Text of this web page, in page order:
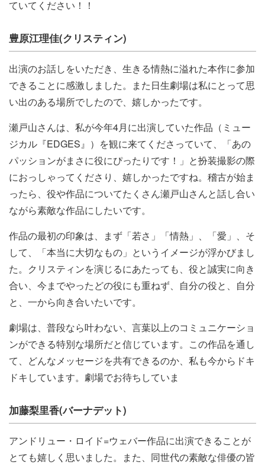
ていてください！！
豊原江理佳(クリスティン)
出演のお話しをいただき、生きる情熱に溢れた本作に参加
できることに感激しました。また日生劇場は私にとって思
い出のある場所でしたので、嬉しかったです。
瀬戸山さんは、私が今年4月に出演していた作品（ミュー
ジカル『EDGES』）を観に来てくださっていて、「あの
パッションがまさに役にぴったりです！」と扮装撮影の際
におっしゃってくださり、嬉しかったですね。稽古が始ま
ったら、役や作品についてたくさん瀬戸山さんと話し合い
ながら素敵な作品にしたいです。
作品の最初の印象は、まず「若さ」「情熱」、「愛」、そ
して、「本当に大切なもの」というイメージが浮かびまし
た。クリスティンを演じるにあたっても、役と誠実に向き
合い、今までやったどの役にも重ねず、自分の役と、自分
と、一から向き合いたいです。
劇場は、普段なら叶わない、言葉以上のコミュニケーショ
ンができる特別な場所だと信じています。この作品を通し
て、どんなメッセージを共有できるのか、私も今からドキ
ドキしています。劇場でお待ちしていま
加藤梨里香(バーナデット)
アンドリュー・ロイド=ウェバー作品に出演できることが
とても嬉しく思いました。また、同世代の素敵な俳優の皆